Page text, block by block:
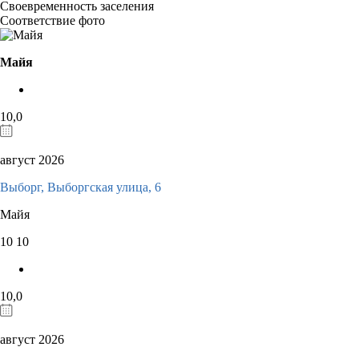
Своевременность заселения
Соответствие фото
Майя
10,0
август 2026
Выборг, Выборгская улица, 6
Майя
10 10
10,0
август 2026